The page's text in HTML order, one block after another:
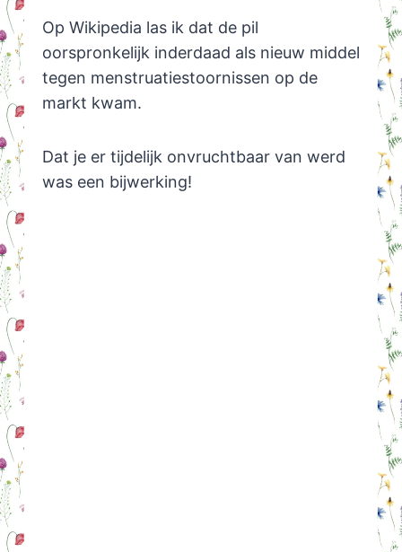
Op Wikipedia las ik dat de pil
oorspronkelijk inderdaad als nieuw middel
tegen menstruatiestoornissen op de
markt kwam.
Dat je er tijdelijk onvruchtbaar van werd
was een bijwerking!